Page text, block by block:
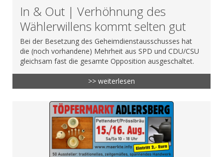
In & Out | Verhöhnung des
Wählerwillens kommt selten gut
Bei der Besetzung des Geheimdienstausschusses hat
die (noch vorhandene) Mehrheit aus SPD und CDU/CSU
gleichsam fast die gesamte Opposition ausgeschaltet.
>> weiterlesen